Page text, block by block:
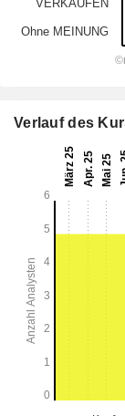
Verlauf des